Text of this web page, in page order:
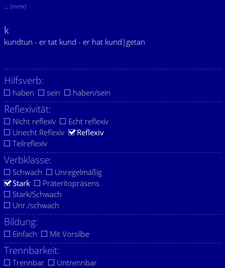
... (mehr)
k
kundtun - er tat kund - er hat kund|getan
Hilfsverb:
haben sein haben/sein
Reflexivität:
Nicht reflexiv
Echt reflexiv
Unecht Reflexiv
Reflexiv
Teilreflexiv
Verbklasse:
Schwach
Unregelmäßig
Stark
Präteritopräsens
Stark/Schwach
Unr./schwach
Bildung:
Einfach Mit Vorsilbe
Trennbarkeit:
Trennbar
Untrennbar